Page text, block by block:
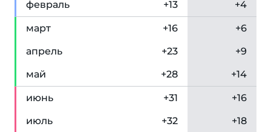
февраль +13 +4
март +16
+6
апрель +23
+9
май
+28 +14
июнь +31
+16
июль +32
+18